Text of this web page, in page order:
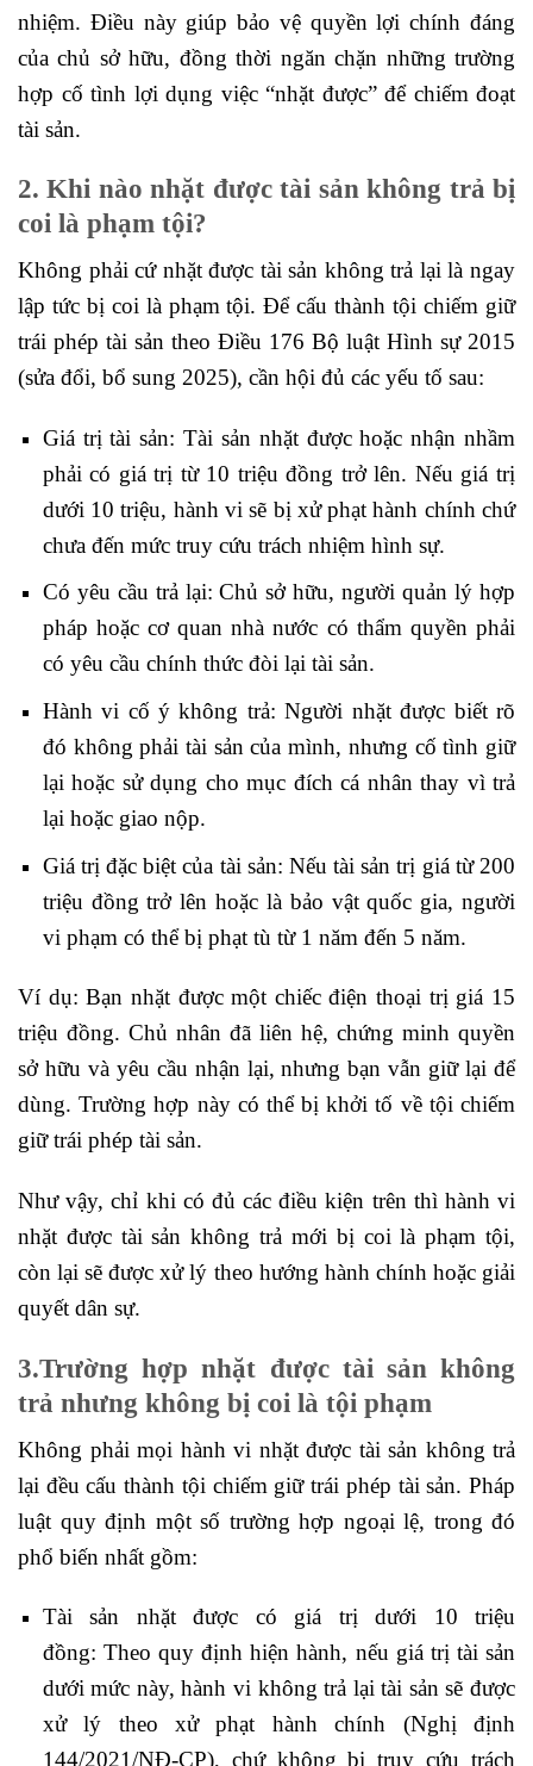
nhiệm. Điều này giúp bảo vệ quyền lợi chính đáng
của chủ sở hữu, đồng thời ngăn chặn những trường
hợp cố tình lợi dụng việc “nhặt được” để chiếm đoạt
tài sản.
2. Khi nàonhặt được tài sản không trảbị
coi là phạm tội?
Không phải cứ nhặt được tài sản không trả lại là ngay
lập tức bị coi là phạm tội. Để cấu thành tội chiếm giữ
trái phép tài sản theo Điều 176 Bộ luật Hình sự 2015
(sửa đổi, bổ sung 2025), cần hội đủ các yếu tố sau:
Giá trị tài sản: Tài sản nhặt được hoặc nhận nhầm
phải có giá trị từ 10 triệu đồng trở lên. Nếu giá trị
dưới 10 triệu, hành vi sẽ bị xử phạt hành chính chứ
chưa đến mức truy cứu trách nhiệm hình sự.
Có yêu cầu trả lại: Chủ sở hữu, người quản lý hợp
pháp hoặc cơ quan nhà nước có thẩm quyền phải
có yêu cầu chính thức đòi lại tài sản.
Hành vi cố ý không trả: Người nhặt được biết rõ
đó không phải tài sản của mình, nhưng cố tình giữ
lại hoặc sử dụng cho mục đích cá nhân thay vì trả
lại hoặc giao nộp.
Giá trị đặc biệt của tài sản: Nếu tài sản trị giá từ 200
triệu đồng trở lên hoặc là bảo vật quốc gia, người
vi phạm có thể bị phạt tù từ 1 năm đến 5 năm.
Ví dụ: Bạn nhặt được một chiếc điện thoại trị giá 15
triệu đồng. Chủ nhân đã liên hệ, chứng minh quyền
sở hữu và yêu cầu nhận lại, nhưng bạn vẫn giữ lại để
dùng. Trường hợp này có thể bị khởi tố về tội chiếm
giữ trái phép tài sản.
Như vậy, chỉ khi có đủ các điều kiện trên thì hành vi
nhặt được tài sản không trả mới bị coi là phạm tội,
còn lại sẽ được xử lý theo hướng hành chính hoặc giải
quyết dân sự.
3.Trường hợpnhặt được tài sản không
trả nhưng không bị coi là tội phạm
Không phải mọi hành vi nhặt được tài sản không trả
lại đều cấu thành tội chiếm giữ trái phép tài sản. Pháp
luật quy định một số trường hợp ngoại lệ, trong đó
phổ biến nhất gồm:
Tài sản nhặt được có giá trị dưới 10 triệu
đồng: Theo quy định hiện hành, nếu giá trị tài sản
dưới mức này, hành vi không trả lại tài sản sẽ được
xử lý theo xử phạt hành chính (Nghị định
144/2021/NĐ-CP), chứ không bị truy cứu trách